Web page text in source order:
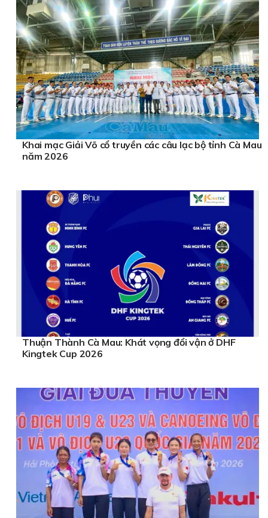
Khai mạc Giải Võ cổ truyền các câu lạc bộ tỉnh Cà Mau
năm 2026
Thuận Thành Cà Mau: Khát vọng đổi vận ở DHF
Kingtek Cup 2026